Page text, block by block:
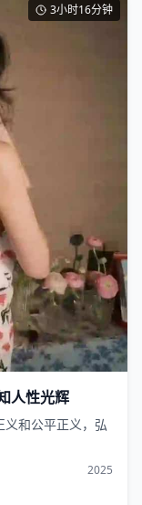
3小时16分钟
人性光辉
和公平正义，弘
2025